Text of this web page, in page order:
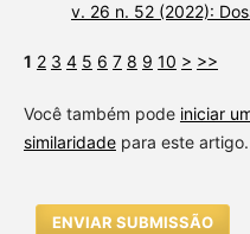
v. 26 n. 52 (2022):
1 2 3 4 5 6 7 8 9 10 > >>
Você também pode iniciar
similaridadepara este artigo.
ENVIAR SUBMISSÃO